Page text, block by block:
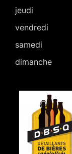
jeudi
vendredi
samedi
dimanche